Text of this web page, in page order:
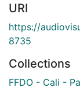
URI
https://
8735
Collections
FFDO - Cali -